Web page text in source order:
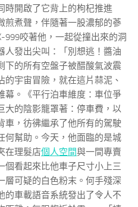
時開啟了它背上的枸杞推進
煎煮聲，伴隨著一股濃郁的蔘
999咬著他，一起從撞出來的洞
人發出尖叫：「別想逃！醬油
下的所有空盤子被醋酸氣波震
宇宙冒險，就在這片蒜泥、
幕。《平行泊車維度：車位爭
大的陰影籠罩著：停車費，以
車，彷彿繼承了他所有的駕駛
何幫助。今天，他面臨的是城
在理髮店個人空間與一間專賣
個看起來比他車子尺寸小上三
層可疑的白色粉末。何手殘深
的車載語音系統發出了令人不